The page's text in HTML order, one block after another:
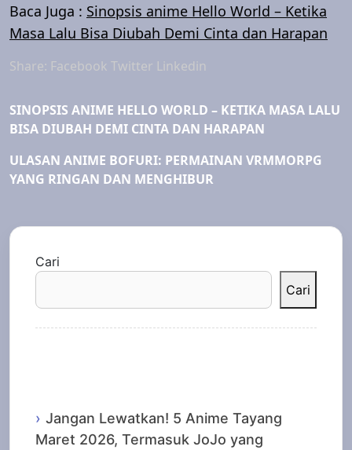
Baca Juga : Sinopsis anime Hello World – Ketika
Masa Lalu Bisa Diubah Demi Cinta dan Harapan
Share: Facebook Twitter Linkedin
SINOPSIS ANIME HELLO WORLD – KETIKA MASA LALU
BISA DIUBAH DEMI CINTA DAN HARAPAN
ULASAN ANIME BOFURI: PERMAINAN VRMMORPG
YANG RINGAN DAN MENGHIBUR
Cari
Cari
Jangan Lewatkan! 5 Anime Tayang
Maret 2026, Termasuk JoJo yang